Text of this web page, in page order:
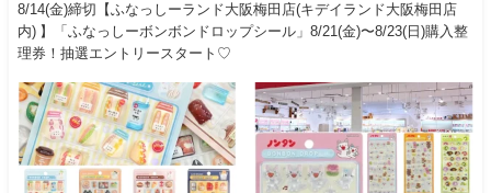
8/14(金)締切【ふなっしーランド大阪梅田店(キデイランド大阪梅田店
内) 】「ふなっしーボンボンドロップシール」8/21(金)〜8/23(日)購入整
理券！抽選エントリースタート♡